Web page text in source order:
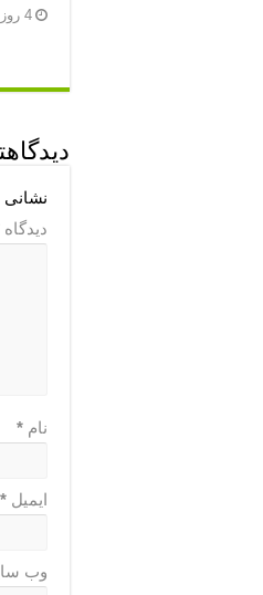
4 روز قبل
نشانی
دیدگاه
نام*
ایمیل*
وب‌